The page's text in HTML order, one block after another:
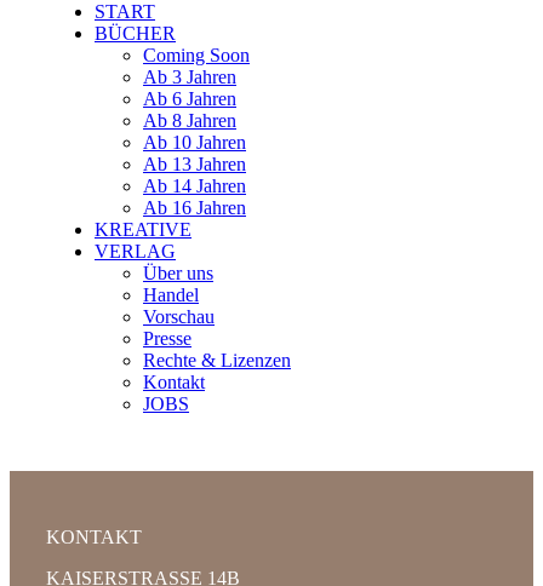
START
BÜCHER
Coming Soon
Ab 3 Jahren
Ab 6 Jahren
Ab 8 Jahren
Ab 10 Jahren
Ab 13 Jahren
Ab 14 Jahren
Ab 16 Jahren
KREATIVE
VERLAG
Über uns
Handel
Vorschau
Presse
Rechte & Lizenzen
Kontakt
JOBS
KONTAKT
KAISERSTRASSE 14B